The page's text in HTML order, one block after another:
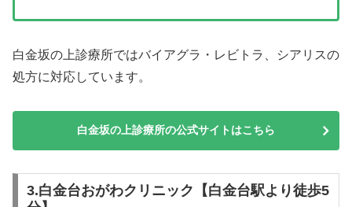
白金坂の上診療所ではバイアグラ・レビトラ、シアリスの
処方に対応しています。
白金坂の上診療所の公式サイトはこちら
3.白金台おがわクリニック【白金台駅より徒歩5